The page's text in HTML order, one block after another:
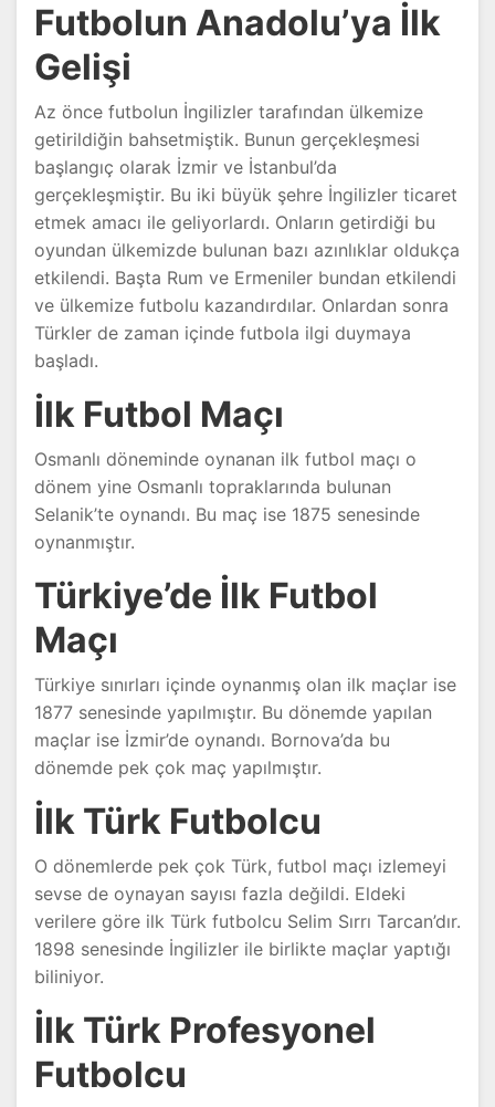
Futbolun Anadolu’ya İlk
Gelişi
Az önce futbolun İngilizler tarafından ülkemize
getirildiğin bahsetmiştik. Bunun gerçekleşmesi
başlangıç olarak İzmir ve İstanbul’da
gerçekleşmiştir. Bu iki büyük şehre İngilizler ticaret
etmek amacı ile geliyorlardı. Onların getirdiği bu
oyundan ülkemizde bulunan bazı azınlıklar oldukça
etkilendi. Başta Rum ve Ermeniler bundan etkilendi
ve ülkemize futbolu kazandırdılar. Onlardan sonra
Türkler de zaman içinde futbola ilgi duymaya
başladı.
İlk Futbol Maçı
Osmanlı döneminde oynanan ilk futbol maçı o
dönem yine Osmanlı topraklarında bulunan
Selanik’te oynandı. Bu maç ise 1875 senesinde
oynanmıştır.
Türkiye’de İlk Futbol
Maçı
Türkiye sınırları içinde oynanmış olan ilk maçlar ise
1877 senesinde yapılmıştır. Bu dönemde yapılan
maçlar ise İzmir’de oynandı. Bornova’da bu
dönemde pek çok maç yapılmıştır.
İlk Türk Futbolcu
O dönemlerde pek çok Türk, futbol maçı izlemeyi
sevse de oynayan sayısı fazla değildi. Eldeki
verilere göre ilk Türk futbolcu Selim Sırrı Tarcan’dır.
1898 senesinde İngilizler ile birlikte maçlar yaptığı
biliniyor.
İlk Türk Profesyonel
Futbolcu